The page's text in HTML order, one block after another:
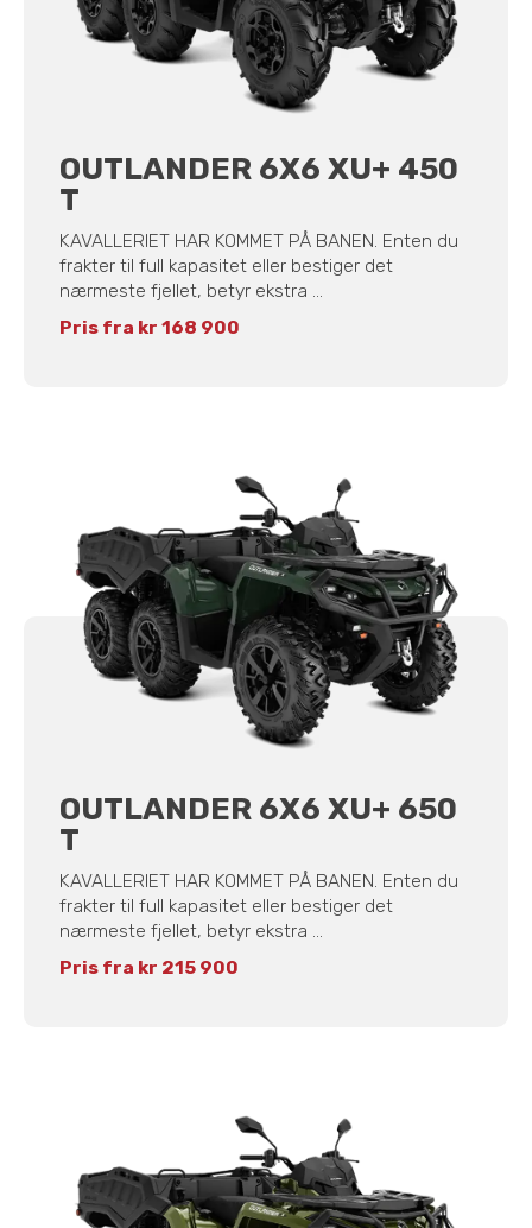
OUTLANDER 6X6 XU+ 450
T
KAVALLERIET HAR KOMMET PÅ BANEN. Enten du
frakter til full kapasitet eller bestiger det
nærmeste fjellet, betyr ekstra ...
Pris fra kr 168 900
OUTLANDER 6X6 XU+ 650
T
KAVALLERIET HAR KOMMET PÅ BANEN. Enten du
frakter til full kapasitet eller bestiger det
nærmeste fjellet, betyr ekstra ...
Pris fra kr 215 900